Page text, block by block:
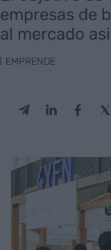
empresas de
al mercado
EMPRENDE